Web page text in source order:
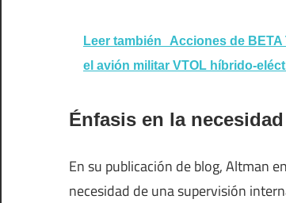
Leer también
Acciones de
el avión militar VTOL híbrido-
Énfasis en la
En su publicación de blog, Altman
necesidad de una supervisión